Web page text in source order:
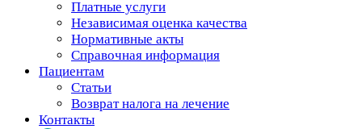
Платные услуги
Независимая оценка качества
Нормативные акты
Справочная информация
Пациентам
Статьи
Возврат налога на лечение
Контакты